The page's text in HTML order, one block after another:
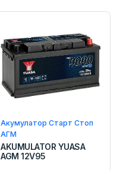
Акумулатор Старт Стоп
АГМ
AKUMULATOR YUASA
AGM 12V95